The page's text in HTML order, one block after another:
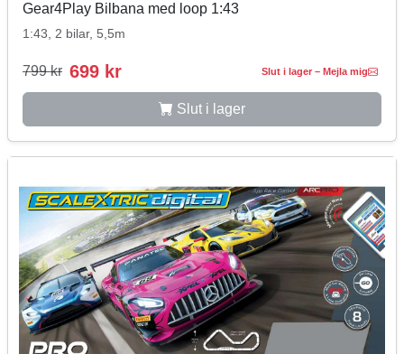
Gear4Play Bilbana med loop 1:43
1:43, 2 bilar, 5,5m
799 kr 699 kr Slut i lager – Mejla mig
Slut i lager